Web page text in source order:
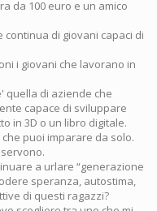
da 100 euro e un amico
continua di giovani capaci di
i giovani che lavorano in
quella di aziende che
capace di sviluppare
in 3D o un libro digitale.
puoi imparare da solo.
a urlare “generazione
speranza, autostima,
di questi ragazzi?